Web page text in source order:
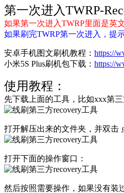
第一次进入TWRP-
如果第一次进入TWRP里面是英
如果刷完TWRP第一次进入，提
安卓手机图文刷机教程： https://
小米5S Plus刷机包下载： https://
使用教程：
先下载上面的工具，比如xxx第
打开解压出来的文件夹，并双击
打开下面的操作窗口：
然后按照需要操作，如果没有装